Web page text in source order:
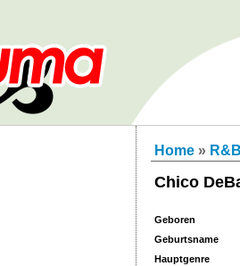
Home »
Chico
Geboren
Geburtsname
Hauptgenre